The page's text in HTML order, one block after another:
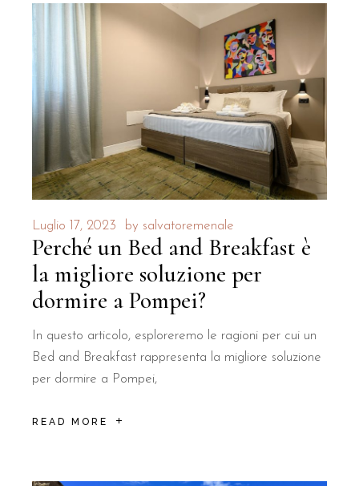
Luglio 17, 2023 by salvatoremenale
Perché un Bed and Breakfast è
la migliore soluzione per
dormire a Pompei?
In questo articolo, esploreremo le ragioni per cui un
Bed and Breakfast rappresenta la migliore soluzione
per dormire a Pompei,
READ MORE